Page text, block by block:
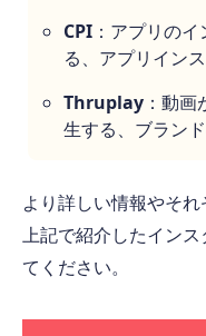
CPI：アプリのイ
る、アプリイン
Thruplay：動画
生する、ブラン
より詳しい情報やそれ
上記で紹介したイン
てください。